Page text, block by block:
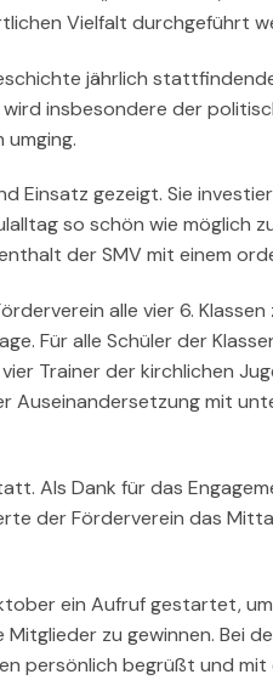
Vielfalt durchgeführt
jährlich
insbesondere der
Einsatz gezeigt. Sie
so schön wie möglich
der SMV mit einem
alle vier 6. Klassen
Für alle Schüler der
Trainer der kirchlichen
Auseinandersetzung mit
Als Dank für das
der Förderverein das
ein Aufruf gestartet,
zu gewinnen. Bei
persönlich begrüßt und mit